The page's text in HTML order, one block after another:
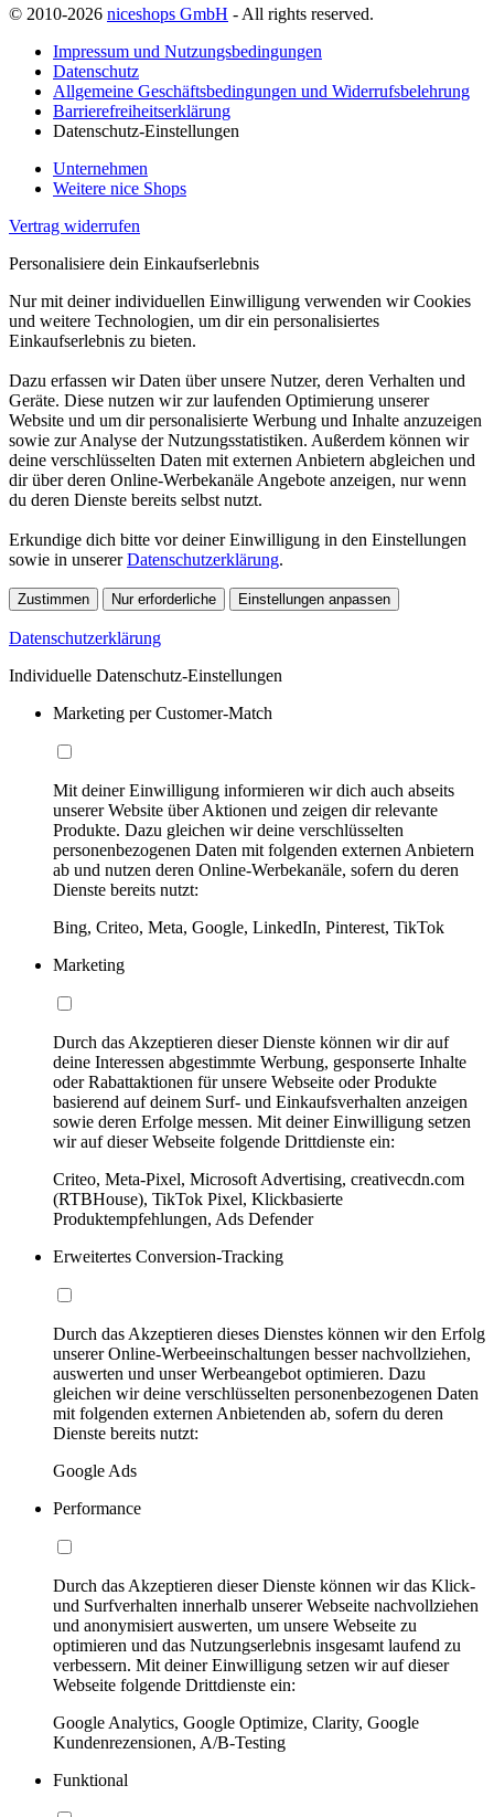
© 2010-2026 niceshops GmbH - All rights reserved.
Impressum und Nutzungsbedingungen
Datenschutz
Allgemeine Geschäftsbedingungen und Widerrufsbelehrung
Barrierefreiheitserklärung
Datenschutz-Einstellungen
Unternehmen
Weitere nice Shops
Vertrag widerrufen
Personalisiere dein Einkaufserlebnis
Nur mit deiner individuellen Einwilligung verwenden wir Cookies
und weitere Technologien, um dir ein personalisiertes
Einkaufserlebnis zu bieten.
Dazu erfassen wir Daten über unsere Nutzer, deren Verhalten und
Geräte. Diese nutzen wir zur laufenden Optimierung unserer
Website und um dir personalisierte Werbung und Inhalte anzuzeigen
sowie zur Analyse der Nutzungsstatistiken. Außerdem können wir
deine verschlüsselten Daten mit externen Anbietern abgleichen und
dir über deren Online-Werbekanäle Angebote anzeigen, nur wenn
du deren Dienste bereits selbst nutzt.
Erkundige dich bitte vor deiner Einwilligung in den Einstellungen
sowie in unsererDatenschutzerklärung.
Zustimmen Nur erforderliche Einstellungen anpassen
Datenschutzerklärung
Individuelle Datenschutz-Einstellungen
Marketing per Customer-Match
Mit deiner Einwilligung informieren wir dich auch abseits
unserer Website über Aktionen und zeigen dir relevante
Produkte. Dazu gleichen wir deine verschlüsselten
personenbezogenen Daten mit folgenden externen Anbietern
ab und nutzen deren Online-Werbekanäle, sofern du deren
Dienste bereits nutzt:
Bing, Criteo, Meta, Google, LinkedIn, Pinterest, TikTok
Marketing
Durch das Akzeptieren dieser Dienste können wir dir auf
deine Interessen abgestimmte Werbung, gesponserte Inhalte
oder Rabattaktionen für unsere Webseite oder Produkte
basierend auf deinem Surf- und Einkaufsverhalten anzeigen
sowie deren Erfolge messen. Mit deiner Einwilligung setzen
wir auf dieser Webseite folgende Drittdienste ein:
Criteo, Meta-Pixel, Microsoft Advertising, creativecdn.com
(RTBHouse), TikTok Pixel, Klickbasierte
Produktempfehlungen, Ads Defender
Erweitertes Conversion-Tracking
Durch das Akzeptieren dieses Dienstes können wir den Erfolg
unserer Online-Werbeeinschaltungen besser nachvollziehen,
auswerten und unser Werbeangebot optimieren. Dazu
gleichen wir deine verschlüsselten personenbezogenen Daten
mit folgenden externen Anbietenden ab, sofern du deren
Dienste bereits nutzt:
Google Ads
Performance
Durch das Akzeptieren dieser Dienste können wir das Klick-
und Surfverhalten innerhalb unserer Webseite nachvollziehen
und anonymisiert auswerten, um unsere Webseite zu
optimieren und das Nutzungserlebnis insgesamt laufend zu
verbessern. Mit deiner Einwilligung setzen wir auf dieser
Webseite folgende Drittdienste ein:
Google Analytics, Google Optimize, Clarity, Google
Kundenrezensionen, A/B-Testing
Funktional